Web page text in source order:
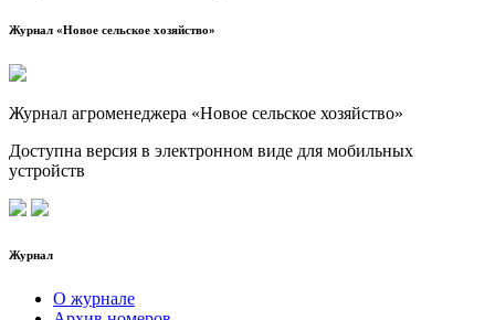
Журнал «Новое сельское хозяйство»
Журнал агроменеджера «Новое сельское хозяйство»
Доступна версия в электронном виде для мобильных
устройств
Журнал
О журнале